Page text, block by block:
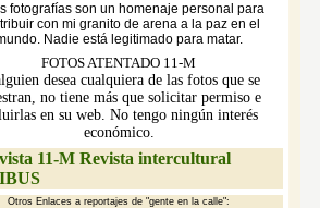
fotografías son un homenaje personal para
con mi granito de arena a la paz en el
Nadie está legitimado para matar.
FOTOS ATENTADO 11-M
desea cualquiera de las fotos que se
no tiene más que solicitar permiso e
en su web. No tengo ningún interés
económico.
11-M Revista intercultural
Otros Enlaces a reportajes de "gente en la calle":